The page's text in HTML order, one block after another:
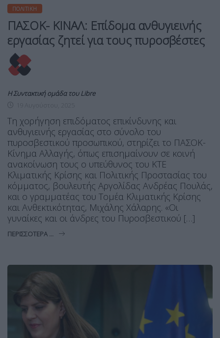
ΠΟΛΙΤΙΚΉ
ΠΑΣΟΚ- ΚΙΝΑΛ: Επίδομα ανθυγιεινής
εργασίας ζητεί για τους πυροσβέστες
Η Συντακτική ομάδα του Libre
Τη χορήγηση επιδόματος επικίνδυνης και
ανθυγιεινής εργασίας στο σύνολο του
πυροσβεστικού προσωπικού, στηρίζει το ΠΑΣΟΚ-
Κίνημα Αλλαγής, όπως επισημαίνουν σε κοινή
ανακοίνωση τους ο υπεύθυνος του ΚΤΕ
Κλιματικής Κρίσης και Πολιτικής Προστασίας του
κόμματος, βουλευτής Αργολίδας Ανδρέας Πουλάς,
και ο γραμματέας του Τομέα Κλιματικής Κρίσης
και Ανθεκτικότητας, Μιχάλης Χάλαρης. «Οι
γυναίκες και οι άνδρες του Πυροσβεστικού […]
ΠΕΡΙΣΣΌΤΕΡΑ ...